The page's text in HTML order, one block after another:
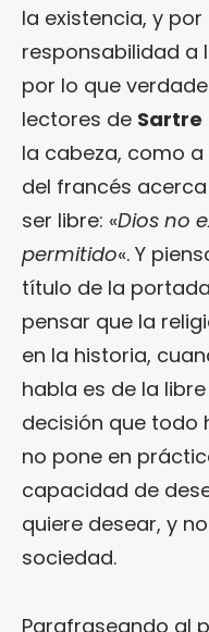
la existencia, y
responsabilidad a
por lo que
lectores de Sartre
la cabeza, como
del francés
ser libre: «Dios no
permitido«. Y
título de la
pensar que la
en la historia,
habla es de la
decisión que todo
no pone en
capacidad de
quiere desear, y
sociedad.
Parafraseando al